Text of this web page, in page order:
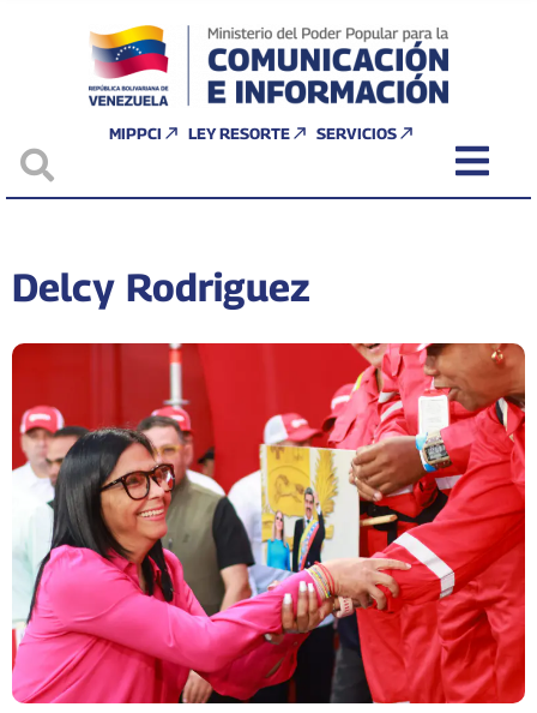
MIPPCI LEY RESORTE SERVICIOS
Delcy Rodriguez